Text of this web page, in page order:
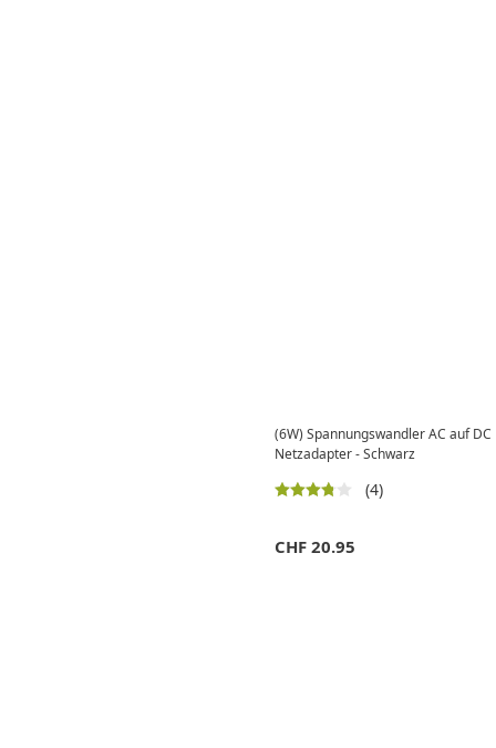
(6W) Spannungswandler AC auf
Netzadapter - Schwarz
(4)
CHF 20.95